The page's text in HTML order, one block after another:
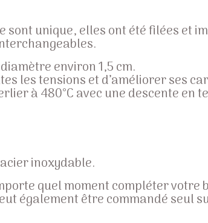
sont unique, elles ont été filées et
environ 1,5 cm.
les tensions et d’améliorer ses
à 480°C avec une descente
inoxydable.
quel moment compléter
également être commandé seul